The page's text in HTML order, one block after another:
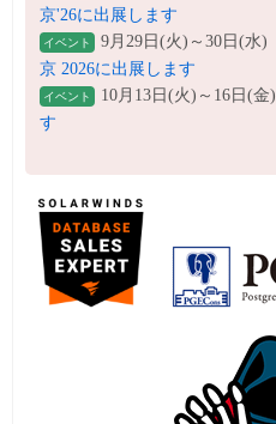
京'26に出展します
イベント 9月29日(火)～30日(水)
京 2026に出展します
イベント 10月13日(火)～16日(金)
す